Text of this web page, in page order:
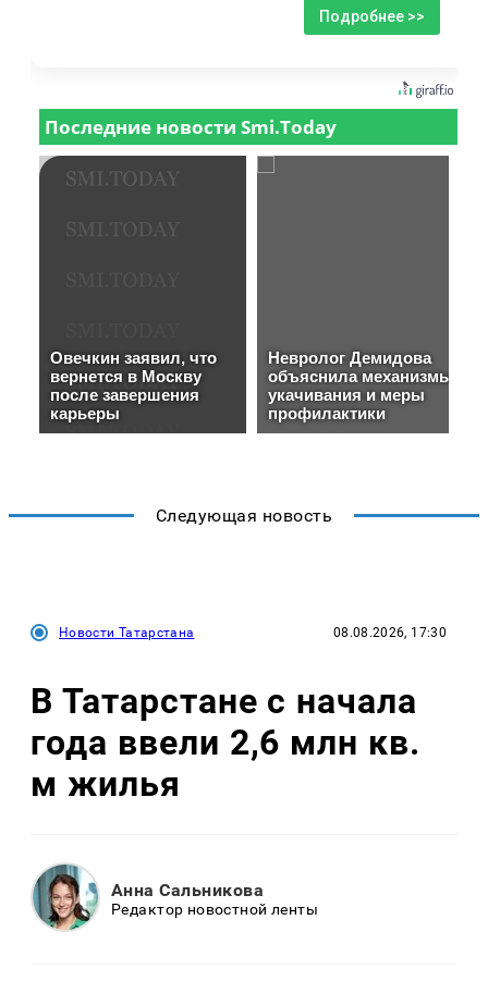
Подробнее >>
Следующая новость
Новости Татарстана 08.08.2026, 17:30
В Татарстане с начала
года ввели 2,6 млн кв.
м жилья
Анна Сальникова
Редактор новостной ленты